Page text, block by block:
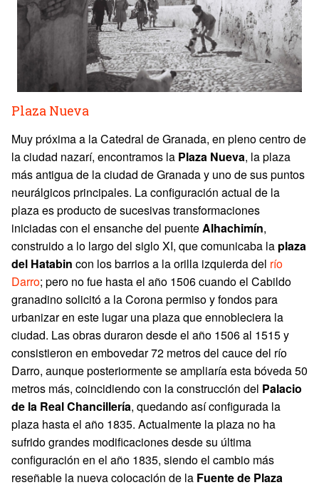
Plaza Nueva
Muy próxima a la Catedral de Granada, en pleno centro de
la ciudad nazarí, encontramos la Plaza Nueva, la plaza
más antigua de la ciudad de Granada y uno de sus puntos
neurálgicos principales. La configuración actual de la
plaza es producto de sucesivas transformaciones
iniciadas con el ensanche del puenteAlhachimín,
construido a lo largo del siglo XI, que comunicaba la plaza
del Hatabin con los barrios a la orilla izquierda del río
Darro; pero no fue hasta el año 1506 cuando el Cabildo
granadino solicitó a la Corona permiso y fondos para
urbanizar en este lugar una plaza que ennobleciera la
ciudad. Las obras duraron desde el año 1506 al 1515 y
consistieron en embovedar 72 metros del cauce del río
Darro, aunque posteriormente se ampliaría esta bóveda 50
metros más, coincidiendo con la construcción del Palacio
de la Real Chancillería, quedando así configurada la
plaza hasta el año 1835. Actualmente la plaza no ha
sufrido grandes modificaciones desde su última
configuración en el año 1835, siendo el cambio más
reseñable la nueva colocación de la Fuente de Plaza